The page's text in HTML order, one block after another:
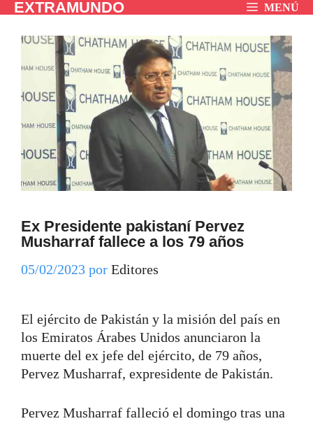
Saltar
contenido
EXTRAMUNDO MENÚ
Ex Presidente pakistaní Pervez
Musharraf fallece a los 79 años
05/02/2023 por Editores
El ejército de Pakistán y la misión del país en
los Emiratos Árabes Unidos anunciaron la
muerte del ex jefe del ejército, de 79 años,
Pervez Musharraf, expresidente de Pakistán.
Pervez Musharraf falleció el domingo tras una